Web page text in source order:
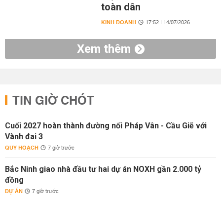
toàn dân
KINH DOANH 17:52 | 14/07/2026
Xem thêm
TIN GIỜ CHÓT
Cuối 2027 hoàn thành đường nối Pháp Vân - Cầu Giẽ với
Vành đai 3
QUY HOẠCH 7 giờ trước
Bắc Ninh giao nhà đầu tư hai dự án NOXH gần 2.000 tỷ
đồng
DỰ ÁN 7 giờ trước